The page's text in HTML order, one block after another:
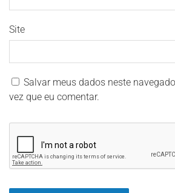
Site
Salvar meus dados neste
vez que eu comentar.